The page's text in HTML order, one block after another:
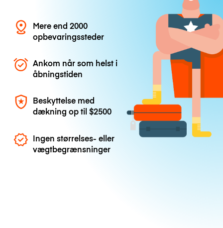
Mere end 2000
opbevaringssteder
Ankom når som helst i
åbningstiden
Beskyttelse med
dækning op til$2500
Ingen størrelses- eller
vægtbegrænsninger